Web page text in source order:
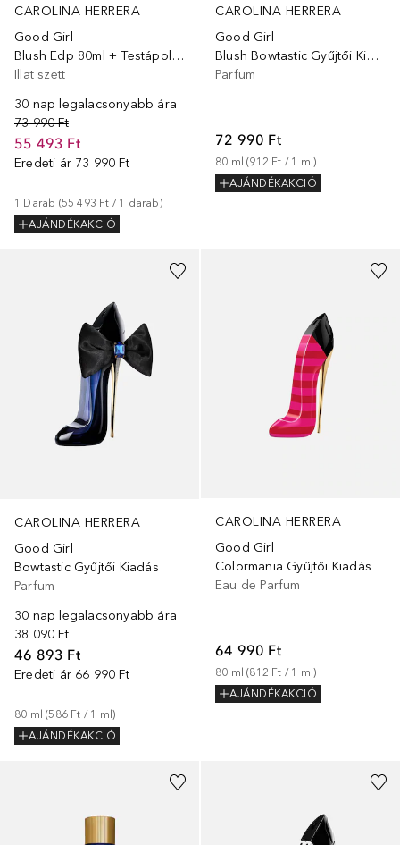
CAROLINA HERRERA
Good Girl
Blush Edp 80ml + Testápoló 100ml
Illat szett
30 nap legalacsonyabb ára
73 990 Ft
55 493 Ft
Eredeti ár 73 990 Ft
1 Darab (55 493 Ft / 1 darab)
AJÁNDÉKAKCIÓ
CAROLINA HERRERA
Good Girl
Blush Bowtastic Gyűjtői Kiadás
Parfum
72 990 Ft
80 ml (912 Ft / 1 ml)
AJÁNDÉKAKCIÓ
CAROLINA HERRERA
Good Girl
Bowtastic Gyűjtői Kiadás
Parfum
30 nap legalacsonyabb ára
38 090 Ft
46 893 Ft
Eredeti ár 66 990 Ft
80 ml (586 Ft / 1 ml)
AJÁNDÉKAKCIÓ
CAROLINA HERRERA
Good Girl
Colormania Gyűjtői Kiadás
Eau de Parfum
64 990 Ft
80 ml (812 Ft / 1 ml)
AJÁNDÉKAKCIÓ